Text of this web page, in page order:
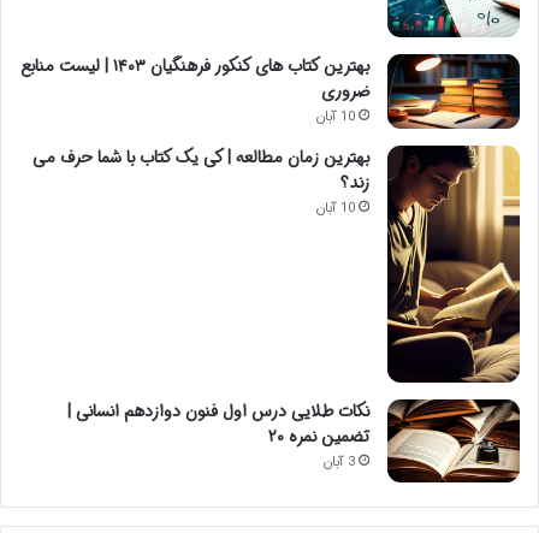
بهترین کتاب های کنکور فرهنگیان ۱۴۰۳ | لیست منابع
ضروری
10 آبان
بهترین زمان مطالعه | کی یک کتاب با شما حرف می
زند؟
10 آبان
نکات طلایی درس اول فنون دوازدهم انسانی |
تضمین نمره ۲۰
3 آبان